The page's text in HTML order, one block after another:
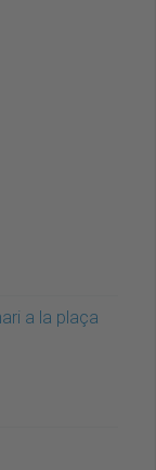
a la plaça